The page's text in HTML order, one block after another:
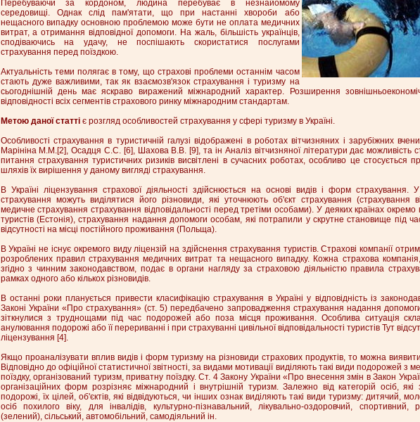
Перебуваючи за кордоном, людина перебуває в незнайомому
середовищі. Однак слід пам'ятати, що при настанні хвороби або
нещасного випадку основною проблемою може бути не оплата медичних
витрат, а отримання відповідної допомоги. На жаль, більшість українців,
сподіваючись на удачу, не поспішають скористатися послугами
страхування перед поїздкою.
Актуальність теми полягає в тому, що страхові проблеми останнім часом
стають дуже важливими, так як взаємозв'язок страхування і туризму на
сьогоднішній день має яскраво виражений міжнародний характер. Розширення
відповідності всіх сегментів страхового ринку міжнародним стандартам.
Метою даної статтіє розгляд особливостей страхування у сфері туризму в Україні.
Особливості страхування в туристичній галузі відображені в роботах вітчизняних і зарубіжних
Марініна М.М.[2], Осадця С.С. [6], Шахова В.В. [9], та ін Аналіз вітчизняної літератури дає можливість
питання страхування туристичних ризиків висвітлені в сучасних роботах, особливо це стосується
шляхів їх вирішення у даному вигляді страхування.
В Україні ліцензування страхової діяльності здійснюється на основі видів і форм страхування.
страхування можуть виділятися його різновиди, які уточнюють об'єкт страхування (страхування
медичне страхування страхування відповідальності перед третіми особами). У деяких країнах окремо
туристів (Естонія), страхування надання допомоги особам, які потрапили у скрутне становище під
відсутності на місці постійного проживання (Польща).
В Україні не існує окремого виду ліцензій на здійснення страхування туристів. Страхові компанії
розроблених правил страхування медичних витрат та нещасного випадку. Кожна страхова
згідно з чинним законодавством, подає в органи нагляду за страховою діяльністю правила
рамках одного або кількох різновидів.
В останні роки планується привести класифікацію страхування в Україні у відповідність із
Законі України «Про страхування» (ст. 5) передбачено запровадження страхування надання
зіткнулися з труднощами під час подорожей або поза місця проживання. Особлива ситуація
анулювання подорожі або її перериванні і при страхуванні цивільної відповідальності туристів Тут
ліцензування [4].
Якщо проаналізувати вплив видів і форм туризму на різновиди страхових продуктів, то можна виявити
Відповідно до офіційної статистичної звітності, за видами мотивації виділяють такі види подорожей з
поїздку, організований туризм, приватну поїздку. Ст. 4 Закону України «Про внесення змін в Закон
організаційних форм розрізняє міжнародний і внутрішній туризм. Залежно від категорій осіб, які
подорожі, їх цілей, об'єктів, які відвідуються, чи інших ознак виділяють такі види туризму: дитячий,
осіб похилого віку, для інвалідів, культурно-пізнавальний, лікувально-оздоровчий, спортивний,
(зелений), сільський, автомобільний, самодіяльний ін.